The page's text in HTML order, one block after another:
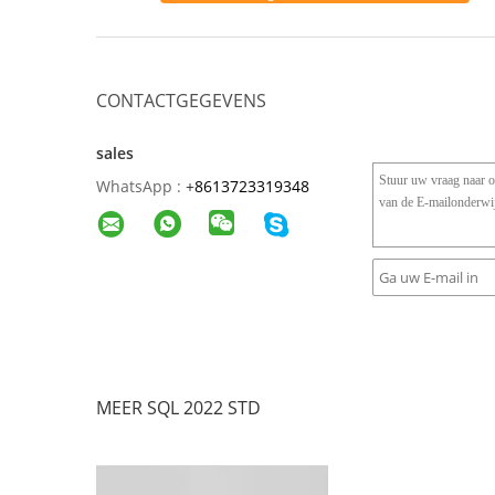
CONTACTGEGEVENS
sales
WhatsApp : +8613723319348
MEER SQL 2022 STD